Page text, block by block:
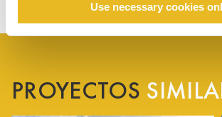
Use necessary cookies
PROYECTOS